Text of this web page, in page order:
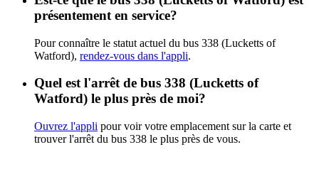
présentement en service?
Pour connaître le statut actuel du bus 338 (Lucketts of
Watford), rendez-vous dans l'appli.
Quel est l'arrêt de bus 338 (Lucketts of
Watford) le plus près de moi?
Ouvrez l'appli pour voir votre emplacement sur la carte et
trouver l'arrêt du bus 338 le plus près de vous.